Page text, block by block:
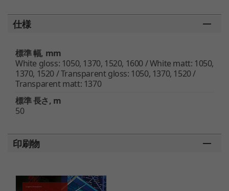
仕様
標準 幅, mm
White gloss: 1050, 1370, 1520, 1600 / White matt: 1050,
1370, 1520 / Transparent gloss: 1050, 1370, 1520 /
Transparent matt: 1370
標準 長さ, m
50
印刷物